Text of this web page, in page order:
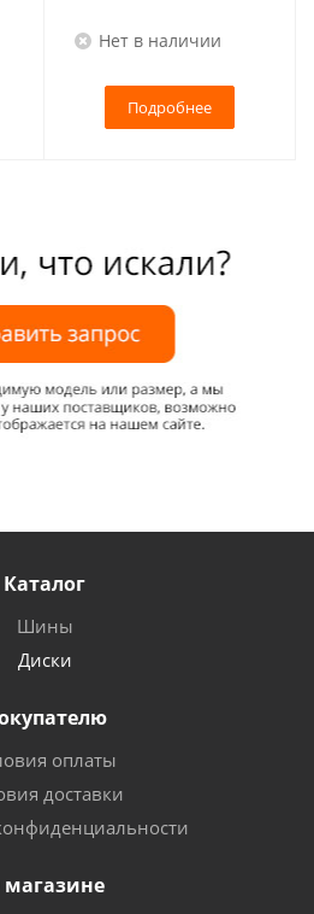
Нет в наличии
Подробнее
Каталог
Шины
Диски
оплаты
доставки